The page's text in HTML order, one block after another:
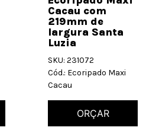
Cacau com
219mm de
largura Santa
Luzia
SKU: 231072
Cód.: Ecoripado Maxi
Cacau
ORÇAR